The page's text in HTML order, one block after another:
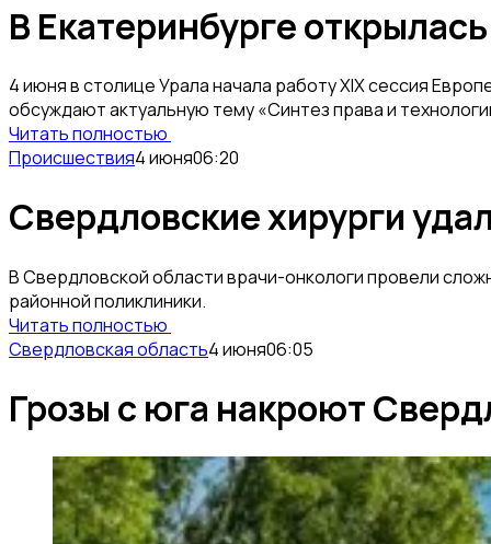
В Екатеринбурге
4 июня в столице Урала начала работу XIX сессия
обсуждают актуальную тему «Синтез права и
Читать полностью
Происшествия4 июня06:20
Свердловские хирурги
В Свердловской области врачи-онкологи провели
районной поликлиники.
Читать полностью
Свердловская область4 июня06:05
Грозы с юга накроют